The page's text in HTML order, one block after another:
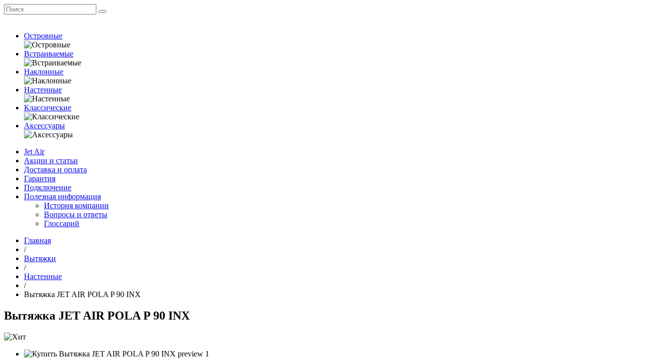
Островные
Встраиваемые
Наклонные
Настенные
Классические
Аксессуары
Jet Air
Акции и статьи
Доставка и оплата
Гарантия
Подключение
Полезная информация
История компании
Вопросы и ответы
Глоссарий
Главная
/
Вытяжки
/
Настенные
/
Вытяжка JET AIR POLA P 90 INX
Вытяжка JET AIR POLA P 90 INX